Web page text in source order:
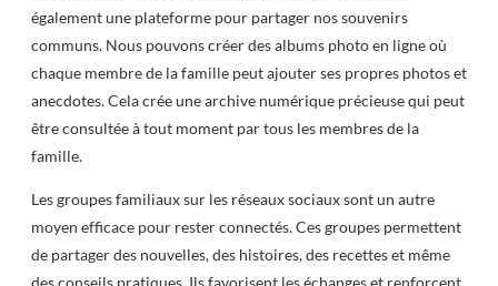
également une plateforme pour partager nos souvenirs
communs. Nous pouvons créer des albums photo en ligne où
chaque membre de la famille peut ajouter ses propres photos et
anecdotes. Cela crée une archive numérique précieuse qui peut
être consultée à tout moment par tous les membres de la
famille.
Les groupes familiaux sur les réseaux sociaux sont un autre
moyen efficace pour rester connectés. Ces groupes permettent
de partager des nouvelles, des histoires, des recettes et même
des conseils pratiques. Ils favorisent les échanges et renforcent